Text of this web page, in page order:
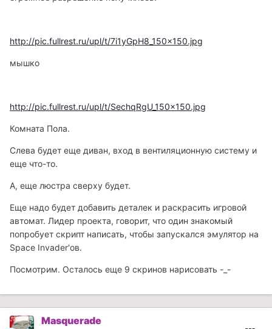
http://pic.fullrest.ru/upl/t/7i1yGpH8_150x150.jpg
мышко
http://pic.fullrest.ru/upl/t/SechqRgU_150x150.jpg
Комната Пола.
Слева будет еще диван, вход в вентиляционную систему и
еще что-то.
А, еще люстра сверху будет.
Еще надо будет добавить деталек и раскрасить игровой
автомат. Лидер проекта, говорит, что один знакомый
попробует скрипт написать, чтобы запускался эмулятор на
Space Invader'ов.
Посмотрим. Осталось еще 9 скринов нарисовать -_-
Masquerade